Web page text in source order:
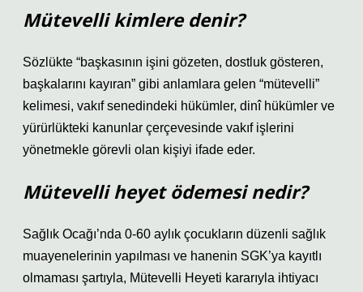
Mütevelli kimlere denir?
Sözlükte “başkasının işini gözeten, dostluk gösteren,
başkalarını kayıran” gibi anlamlara gelen “mütevelli”
kelimesi, vakıf senedindeki hükümler, dinî hükümler ve
yürürlükteki kanunlar çerçevesinde vakıf işlerini
yönetmekle görevli olan kişiyi ifade eder.
Mütevelli heyet ödemesi nedir?
Sağlık Ocağı’nda 0-60 aylık çocukların düzenli sağlık
muayenelerinin yapılması ve hanenin SGK’ya kayıtlı
olmaması şartıyla, Mütevelli Heyeti kararıyla ihtiyacı